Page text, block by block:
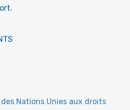
Nations Unies aux droits